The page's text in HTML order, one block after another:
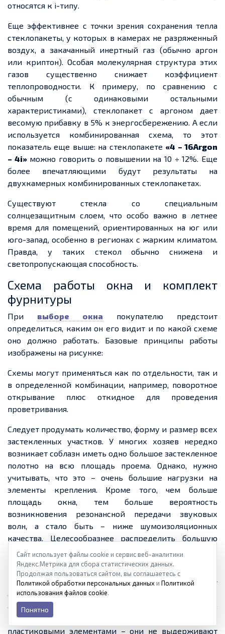
относятся к i-типу.
Еще эффективнее с точки зрения сохранения тепла
стеклопакеты, у которых в камерах не разряженный
воздух, а закачанный инертный газ (обычно аргон
или криптон). Особая молекулярная структура этих
газов существенно снижает коэффициент
теплопроводности. К примеру, по сравнению с
обычным (с одинаковыми остальными
характеристиками), стеклопакет с аргоном дает
весомую прибавку в 5% к энергосбережению. А если
используется комбинированная схема, то этот
показательеще выше: на стеклопакете «4 – 16Argon
– 4i»можно говорить о повышении на 10 ÷ 12%. Еще
более впечатляющими будут результаты на
двухкамерных комбинированных стеклопакетах.
Существуют стекла со специальным
солнцезащитным слоем, что особо важно в летнее
время для помещений, ориентированных на юг или
юго-запад, особенно в регионах с жарким климатом.
Правда, у таких стеколобычно снижена и
светопропускающая способность.
Схема работы окна и комплект
фурнитуры
При выборе окна покупателю предстоит
определиться, какимон его видит и по какойсхеме
оно должно работать. Базовые принципы работы
изображены на рисунке:
Схемы могут применяться как по отдельности, так и
в определенной комбинации, например, поворотное
открывание плюс откидное для проведения
проветривания.
Следует продумать количество, форму и размер всех
застекленных участков. У многих хозяев нередко
возникает соблазн иметь одно большое застекленное
полотно на всю площадь проема. Однако, нужно
учитывать, чтоэто – очень большие нагрузки на
элементы крепления. Кроме того, чем больше
площадь окна, тем больше вероятность
возникновения резонансной передачи звуковых
волн, а стало быть – ниже шумоизоляционных
качества. Целесообразнее распределить большую
площадь на несколько участков,
импостами.
Правильная и лёгкая работа окна напрямую зависит
от качества используемой в
ее выбора имеет первостепенное значение. Ни в
коем случае не стоит приобретать изделия с
пластиковыми элементами – они не выдерживают
Сайт использует файлы cookie и сервис веб-аналитики
Яндекс.Метрика для сбора статистических данных.
Продолжая пользоваться сайтом, вы соглашаетесь с
Политикой обработки персональных данных и Политикой
использования файлов cookie.
Понятно